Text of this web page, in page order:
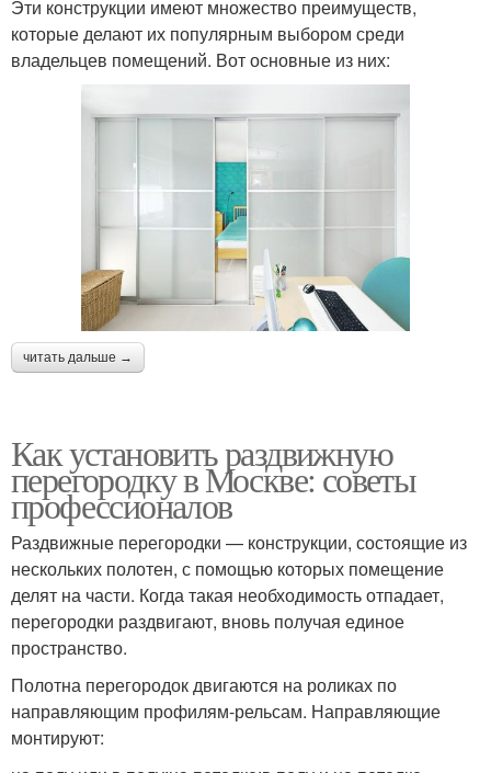
Эти конструкции имеют множество преимуществ,
которые делают их популярным выбором среди
владельцев помещений. Вот основные из них:
читать дальше →
Как установить раздвижную
перегородку в Москве: советы
профессионалов
Раздвижные перегородки — конструкции, состоящие из
нескольких полотен, с помощью которых помещение
делят на части. Когда такая необходимость отпадает,
перегородки раздвигают, вновь получая единое
пространство.
Полотна перегородок двигаются на роликах по
направляющим профилям-рельсам. Направляющие
монтируют: